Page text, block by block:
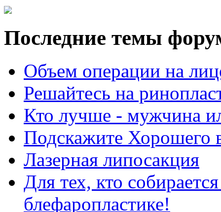
Последние темы
Объем операции на
Решайтесь на
Кто лучше - мужчина
Подскажите Хорошего
Лазерная липосакция
Для тех, кто
блефаропластике!